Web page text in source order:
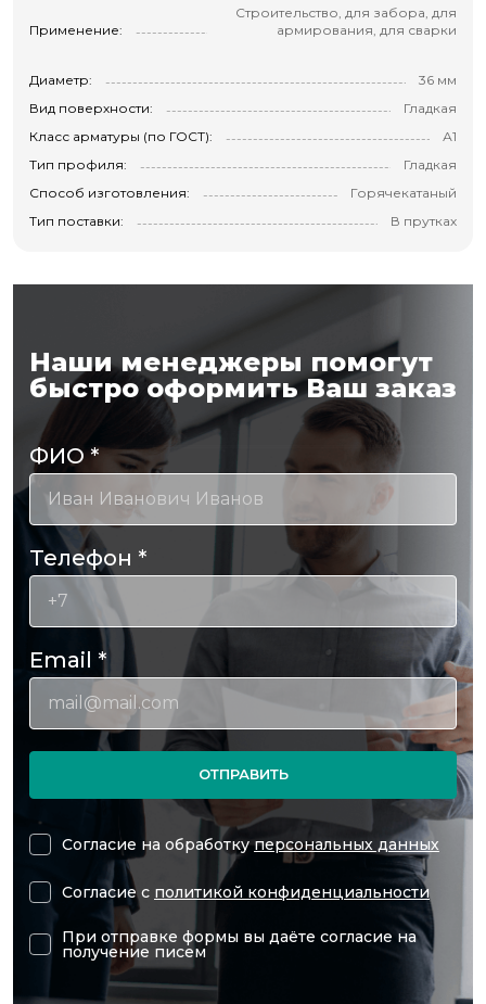
Применение:
Строительство, для забора, для
армирования, для сварки
Диаметр:
36 мм
Вид поверхности:
Гладкая
Класс арматуры (по ГОСТ):
А1
Тип профиля:
Гладкая
Способ изготовления:
Горячекатаный
Тип поставки:
В прутках
Наши менеджеры помогут
быстро оформить Ваш заказ
ФИО*
Телефон *
Email *
ОТПРАВИТЬ
Согласие на обработкуперсональных данных
Согласие с политикой конфиденциальности
При отправке формы вы даёте согласие на
получение писем